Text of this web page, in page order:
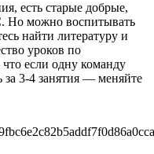
есть старые добрые,
Но можно воспитывать
найти литературу и
уроков по
если одну команду
3-4 занятия — меняйте